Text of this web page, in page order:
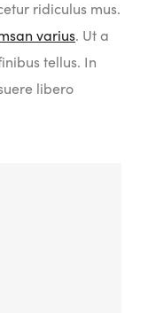
ridiculus mus.
varius. Ut a
tellus. In
libero